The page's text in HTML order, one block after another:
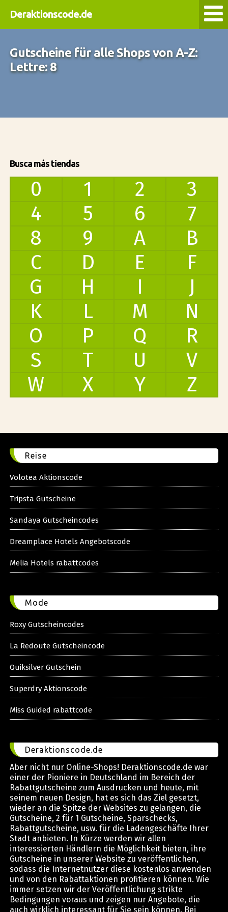
Deraktionscode.de
Gutscheine für alle Shops von A-Z:
Lettre: 8
Busca más tiendas
0 1 2
3
4
5 6
7
8
9 A
B
C
D E
F
G
H I
J
K
L M
N
O
P Q
R
S
T U
V
W
X Y Z
Reise
Volotea Aktionscode
Tripsta Gutscheine
Sandaya Gutscheincodes
Dreamplace Hotels Angebotscode
Melia Hotels rabattcodes
Mode
Roxy Gutscheincodes
La Redoute Gutscheincode
Quiksilver Gutschein
Superdry Aktionscode
Miss Guided rabattcode
Deraktionscode.de
Aber nicht nur Online-Shops! Deraktionscode.de war
einer der Pioniere in Deutschland im Bereich der
Rabattgutscheine zum Ausdrucken und heute, mit
seinem neuen Design, hat es sich das Ziel gesetzt,
wieder an die Spitze der Websites zu gelangen, die
Gutscheine, 2 für 1 Gutscheine, Sparschecks,
Rabattgutscheine, usw. für die Ladengeschäfte Ihrer
Stadt anbieten. In Kürze werden wir allen
interessierten Händlern die Möglichkeit bieten, ihre
Gutscheine in unserer Website zu veröffentlichen,
sodass die Internetnutzer diese kostenlos anwenden
und von den Rabattaktionen profitieren können. Wie
immer setzen wir der Veröffentlichung strikte
Bedingungen voraus und zeigen nur Angebote, die
auch wirklich interessant für Sie sein können. Bei